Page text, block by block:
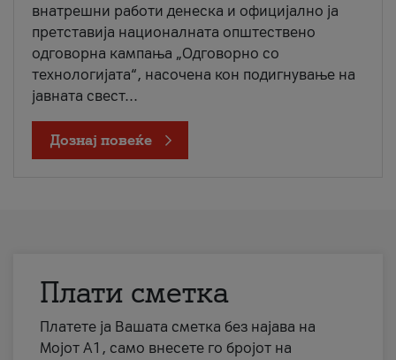
внатрешни работи денеска и официјално ја
претставија националната општествено
одговорна кампања „Одговорно со
технологијата“, насочена кон подигнување на
јавната свест...
Дознај повеќе
Плати сметка
Платете ја Вашата сметка без најава на
Мојот А1, само внесете го бројот на